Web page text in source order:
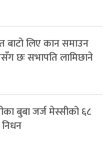
लिए कान समाउन
छः सभापति लामिछाने
बुबा जर्ज मेस्सीको ६८